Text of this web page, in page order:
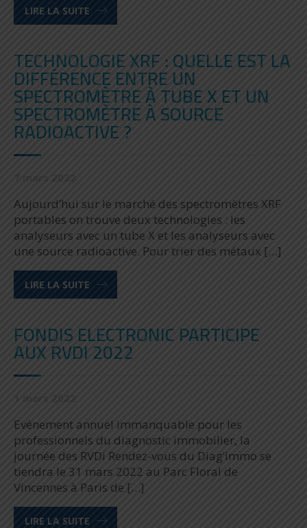
LIRE LA SUITE
TECHNOLOGIE XRF : QUELLE EST LA
DIFFÉRENCE ENTRE UN
SPECTROMÈTRE À TUBE X ET UN
SPECTROMÈTRE À SOURCE
RADIOACTIVE ?
Aujourd’hui sur le marché des spectromètres XRF
portables on trouve deux technologies : les
analyseurs avec un tube X et les analyseurs avec
une source radioactive. Pour trier des métaux […]
LIRE LA SUITE
FONDIS ELECTRONIC PARTICIPE
AUX RVDI 2022
Evénement annuel immanquable pour les
professionnels du diagnostic immobilier, la
journée des RVDi Rendez-vous du Diag’immo se
tiendra le 31 mars 2022 au Parc Floral de
Vincennes à Paris de […]
LIRE LA SUITE